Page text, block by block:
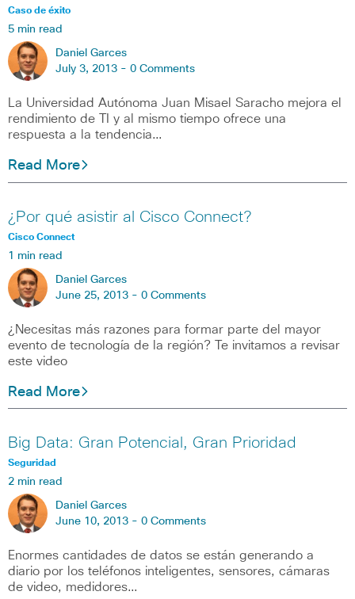
Caso de éxito
5 min read
Daniel Garces
July 3, 2013 - 0 Comments
La Universidad Autónoma Juan Misael Saracho mejora el
rendimiento de TI y al mismo tiempo ofrece una
respuesta a la tendencia…
Read More
¿Por qué asistir al Cisco Connect?
Cisco Connect
1 min read
Daniel Garces
June 25, 2013 - 0 Comments
¿Necesitas más razones para formar parte del mayor
evento de tecnología de la región? Te invitamos a revisar
este video
Read More
Big Data: Gran Potencial, Gran Prioridad
Seguridad
2 min read
Daniel Garces
June 10, 2013 - 0 Comments
Enormes cantidades de datos se están generando a
diario por los teléfonos inteligentes, sensores, cámaras
de video, medidores…